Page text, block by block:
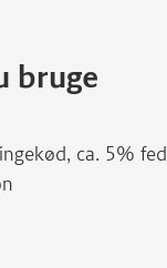
bruge
ca. 5%